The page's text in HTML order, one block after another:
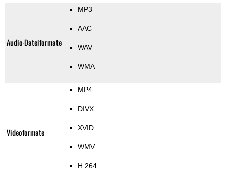
Audio-Dateiformate
MP3
AAC
WAV
WMA
Videoformate
MP4
DIVX
XVID
WMV
H.264